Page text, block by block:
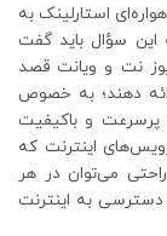
استارلینک به‌
این سؤال باید گفت
نت و ویانت قصد
دهند؛ به‌ خصوص
پرسرعت و باکیفیت
اینترنت که
می‌توان در هر
به اینترنت